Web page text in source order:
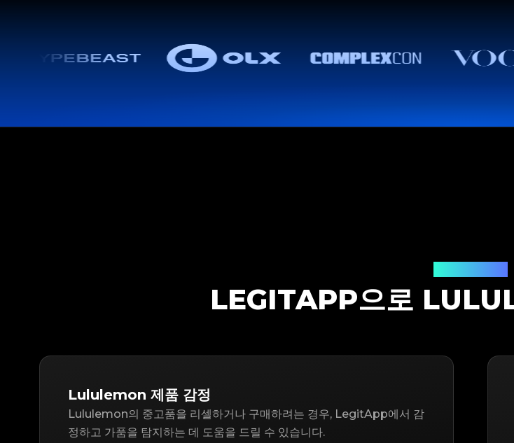
LEGITAPP으로
Lululemon 제품 감정
Lululemon의 중고품을 리셀하거나 구매하려는 경우, LegitApp에서 감
정하고 가품을 탐지하는 데 도움을 드릴 수 있습니다.